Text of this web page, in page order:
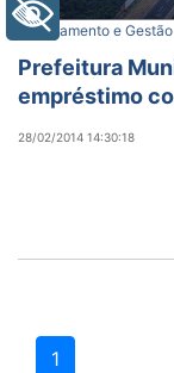
Planejamento e Gestão
Prefeitura
empréstimo
28/02/2014 14:30:18
1
+